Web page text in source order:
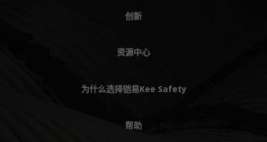
创新
资源中心
为什么选择铠易Kee Safety
帮助